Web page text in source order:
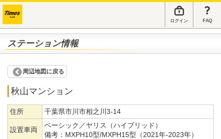
ログイン FAQ
ステーション情報
周辺地図に戻る
秋山マンション
住所 千葉県市川市相之川3-14
設置車両
ベーシック／ヤリス（ハイブリッド）
備考： MXPH10型/MXPH15型（2021年-2023年）